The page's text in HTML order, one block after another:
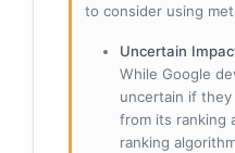
to consider using
Uncertain
While Google
uncertain if
from its ranking
ranking